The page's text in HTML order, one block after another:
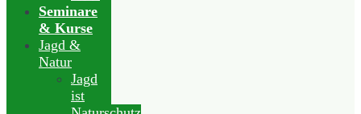
Seminare
& Kurse
Jagd &
Natur
Jagd
ist